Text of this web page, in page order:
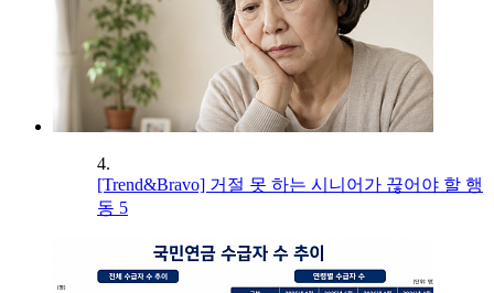
4.
[Trend&Bravo] 거절 못 하는 시니어가 끊어야 할 행
동 5